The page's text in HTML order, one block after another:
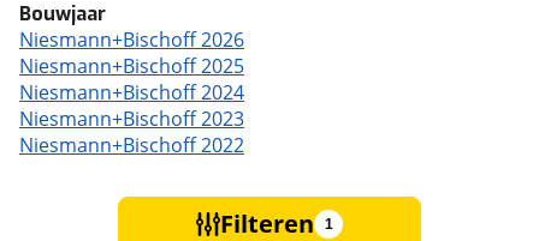
Bouwjaar
Niesmann+Bischoff 2026
Niesmann+Bischoff 2025
Niesmann+Bischoff 2024
Niesmann+Bischoff 2023
Niesmann+Bischoff 2022
Filteren 1